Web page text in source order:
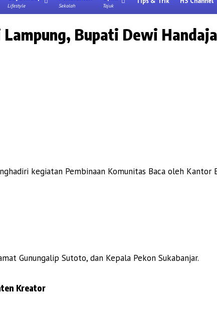
Lifestyle Sekolah Tajuk
Bupati Dewi
kegiatan Pembinaan Komunitas Baca oleh Kantor
Gunungalip Sutoto, dan Kepala Pekon Sukabanjar.
Kreator